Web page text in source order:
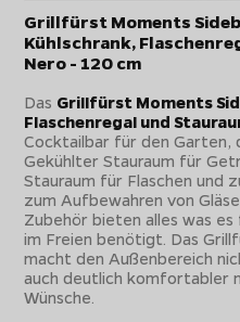
Grillfürst Moments
Kühlschrank,
Nero - 120 cm
Das Grillfürst Moments
Flaschenregal und
Cocktailbar für den Garten,
Gekühlter Stauraum für
Stauraum für Flaschen und
zum Aufbewahren von
Zubehör bieten alles was
im Freien benötigt. Das
macht den Außenbereich
auch deutlich komfortabler
Wünsche.